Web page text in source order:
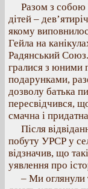
Разом з собою
дітей –
якому
Гейла на
Радянський
гралися з юними
подарунками,
дозволу батька
пересвідчився,
смачна і
Після
побуту УРСР у
відзначив, що
уявлення про
– Ми оглянули